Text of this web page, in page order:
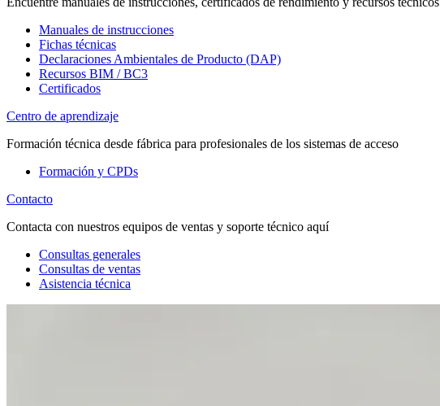
Manuales de instrucciones
Fichas técnicas
Declaraciones Ambientales de Producto (DAP)
Recursos BIM / BC3
Certificados
Centro de aprendizaje
Formación técnica desde fábrica para profesionales de los sistemas de acceso
Formación y CPDs
Contacto
Contacta con nuestros equipos de ventas y soporte técnico aquí
Consultas generales
Consultas de ventas
Asistencia técnica